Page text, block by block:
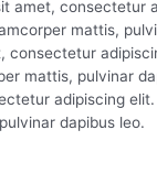
amet, consectetur
mattis,
consectetur
mattis, pulvinar
adipiscing
dapibus leo.